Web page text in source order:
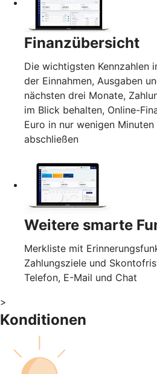
Finanzübersicht
Die wichtigsten Kennzahlen
der Einnahmen, Ausgaben
nächsten drei Monate,
im Blick behalten, Online-
Euro in nur wenigen
abschließen
Weitere smarte
Merkliste mit
Zahlungsziele und
Telefon, E-Mail und Chat
>
Konditionen